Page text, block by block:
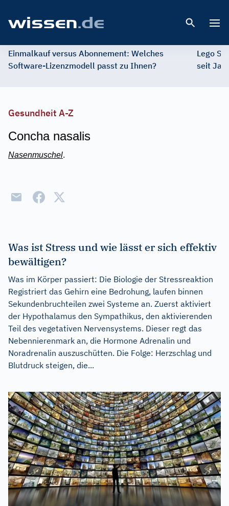
Einmalkauf versus Abonnement: Welches
Software-Lizenzmodell passt zu Ihnen?
Lego
seit
Gesundheit A-Z
Concha nasalis
Nasenmuschel.
Was ist Stress und wie lässt er sich effektiv
bewältigen?
Was im Körper passiert: Die Biologie der Stressreaktion
Registriert das Gehirn eine Bedrohung, laufen binnen
Sekundenbruchteilen zwei Systeme an. Zuerst aktiviert
der Hypothalamus den Sympathikus, den aktivierenden
Teil des vegetativen Nervensystems. Dieser regt das
Nebennierenmark an, die Hormone Adrenalin und
Noradrenalin auszuschütten. Die Folge: Herzschlag und
Blutdruck steigen, die...